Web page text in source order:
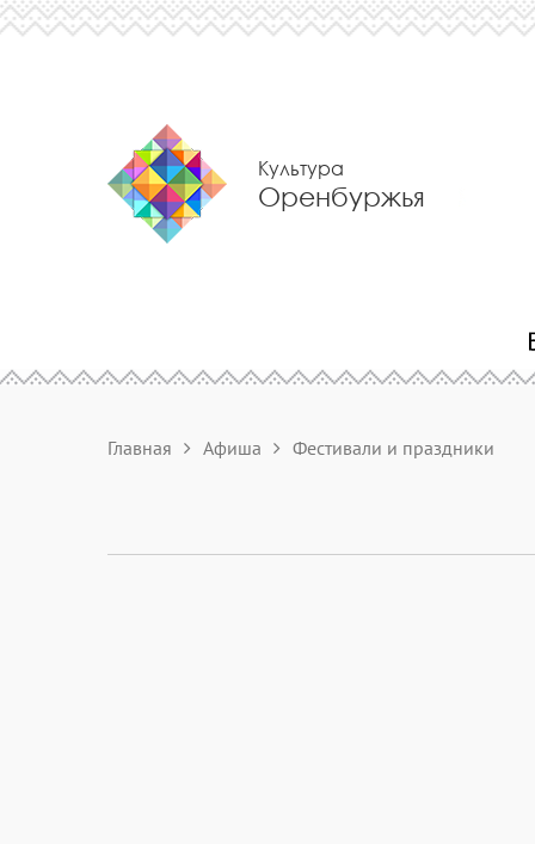
Культура
Оренбуржья
Главная Афиша Фестивали и праздники